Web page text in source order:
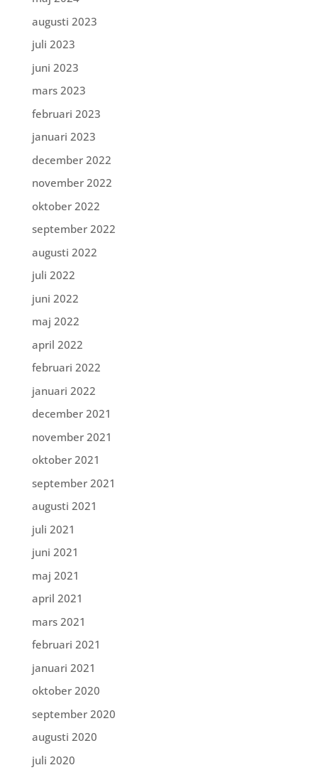
augusti 2023
juli 2023
juni 2023
mars 2023
februari 2023
januari 2023
december 2022
november 2022
oktober 2022
september 2022
augusti 2022
juli 2022
juni 2022
maj 2022
april 2022
februari 2022
januari 2022
december 2021
november 2021
oktober 2021
september 2021
augusti 2021
juli 2021
juni 2021
maj 2021
april 2021
mars 2021
februari 2021
januari 2021
oktober 2020
september 2020
augusti 2020
juli 2020